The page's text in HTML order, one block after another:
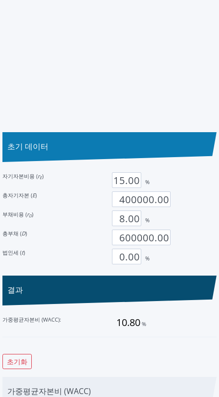
초기 데이터
자기자본비용 (rE)
%
총자기자본 (E)
부채비용 (rD)
%
총부채 (D)
법인세 (t)
%
결과
가중평균자본비 (WACC):
%
가중평균자본비 (WACC)